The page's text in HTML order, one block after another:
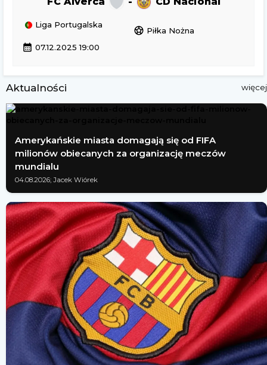
Liga Portugalska
sports_soccer Piłka Nożna
calendar_month 07.12.2025 19:00
Aktualności więcej
Amerykańskie miasta domagają się od FIFA
milionów obiecanych za organizację meczów
mundialu
04.08.2026; Jacek Wiórek